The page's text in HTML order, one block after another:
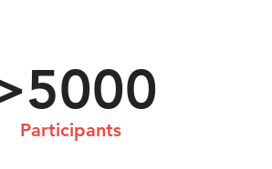
Participants